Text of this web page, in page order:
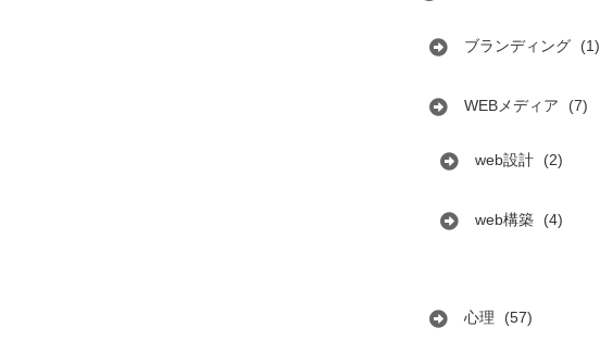
ブランディング (1)
WEBメディア (7)
web設計 (2)
web構築 (4)
心理 (57)